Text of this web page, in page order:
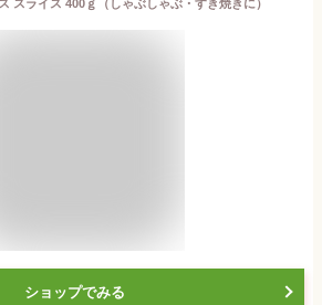
スライス 400ｇ（しゃぶしゃぶ・すき焼きに）
ショップでみる